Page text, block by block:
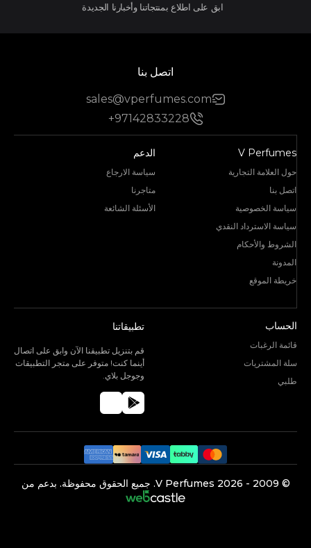
ابق على اطلاع بمنتجاتنا وأخبارنا الجديدة
اتصل بنا
sales@vperfumes.com
+97142833228
V Perfumes
حول العلامة التجارية
اتصل بنا
سياسة الخصوصية
سياسة الاسترداد النقدي
الشروط والأحكام
المدونة
خريطة الموقع
الدعم
سياسة الارجاع
متاجرنا
الأسئلة الشائعة
الحساب
قائمة الرغبات
سلة المشتريات
طلبي
تطبيقاتنا
قم بتنزيل تطبيقنا الآن وابق على اتصال
أينما كنت! متوفر على متجر التطبيقات
وجوجل بلاي.
©️ 2009 -
2026 جميع الحقوق محفوظة. بدعم من